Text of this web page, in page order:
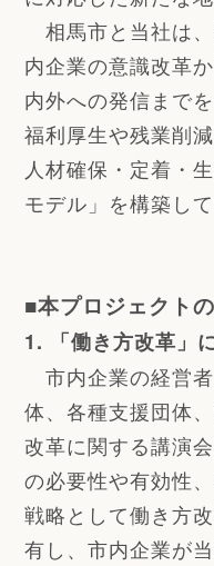
相馬市と当社は
内企業の意識改革
内外への発信まで
福利厚生や残業削
人材確保・定着・
モデル」を構築して
■本プロジェクト
1. 「働き方改革」
市内企業の経営
体、各種支援団体
改革に関する講演
の必要性や有効性
戦略として働き方
有し、市内企業が